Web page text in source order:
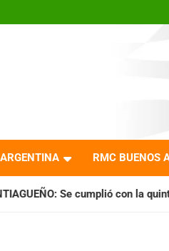
del
RMC BUENOS
con la quinta fecha en Santiago